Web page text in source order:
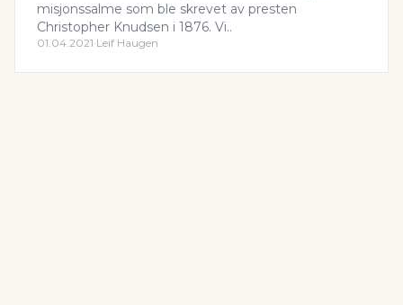
misjonssalme som ble skrevet av presten
Christopher Knudsen i 1876. Vi..
01.04.2021·Leif Haugen